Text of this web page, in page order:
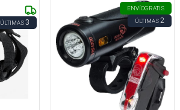
ÚLTIMAS3
ENVÍOGRATIS
ÚLTIMAS2